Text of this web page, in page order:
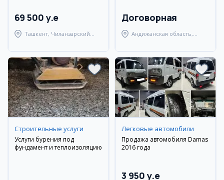
69 500 y.e
Ташкент, Чиланзарский
Договорная
Андижанская область,
Строительные услуги
Услуги бурения под
фундамент и теплоизоляцию
Легковые автомобили
Продажа автомобиля Damas
2016 года
3 950 y.e